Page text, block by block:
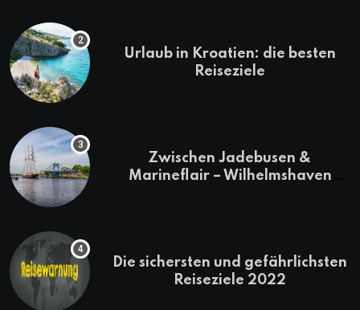
Urlaub in Kroatien: die besten
Reiseziele
Zwischen Jadebusen &
Marineflair – Wilhelmshaven
Die sichersten und gefährlichsten
Reiseziele 2022